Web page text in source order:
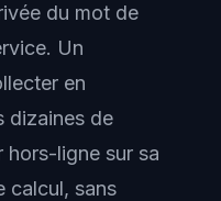
du mot de
Un
en
dizaines de
ligne sur sa
calcul, sans